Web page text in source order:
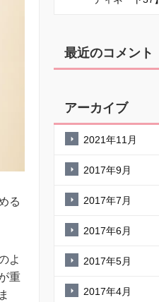
る
よ
重
最近のコメント
アーカイブ
2021年11月
2017年9月
2017年7月
2017年6月
2017年5月
2017年4月